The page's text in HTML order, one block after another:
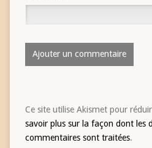
Ce site utilise Akismet pour
savoir plus sur la façon dont les
commentaires sont traitées.